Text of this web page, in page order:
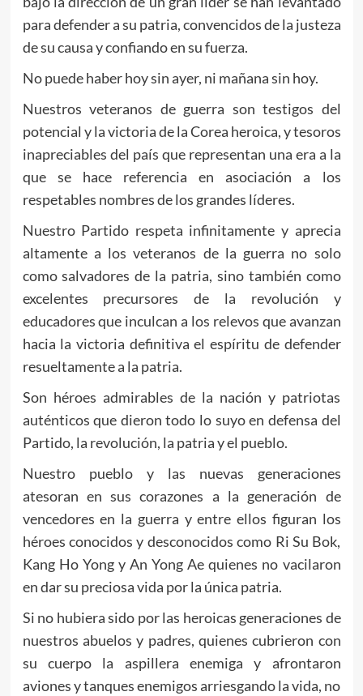
para defender a su patria, convencidos de la justeza
de su causa y confiando en su fuerza.
No puede haber hoy sin ayer, ni mañana sin hoy.
Nuestros veteranos de guerra son testigos del
potencial y la victoria de la Corea heroica, y tesoros
inapreciables del país que representan una era a la
que se hace referencia en asociación a los
respetables nombres de los grandes líderes.
Nuestro Partido respeta infinitamente y aprecia
altamente a los veteranos de la guerra no solo
como salvadores de la patria, sino también como
excelentes precursores de la revolución y
educadores que inculcan a los relevos que avanzan
hacia la victoria definitiva el espíritu de defender
resueltamente a la patria.
Son héroes admirables de la nación y patriotas
auténticos que dieron todo lo suyo en defensa del
Partido, la revolución, la patria y el pueblo.
Nuestro pueblo y las nuevas generaciones
atesoran en sus corazones a la generación de
vencedores en la guerra y entre ellos figuran los
héroes conocidos y desconocidos como Ri Su Bok,
Kang Ho Yong y An Yong Ae quienes no vacilaron
en dar su preciosa vida por la única patria.
Si no hubiera sido por las heroicas generaciones de
nuestros abuelos y padres, quienes cubrieron con
su cuerpo la aspillera enemiga y afrontaron
aviones y tanques enemigos arriesgando la vida, no